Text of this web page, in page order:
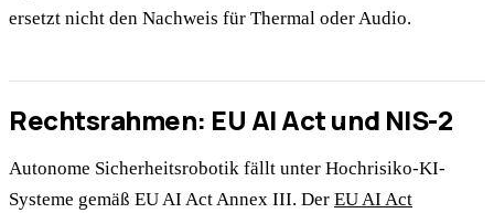
ersetzt nicht den Nachweis für Thermal oder Audio.
Rechtsrahmen: EU AI Act und NIS-2
Autonome Sicherheitsrobotik fällt unter Hochrisiko-KI-
Systeme gemäß EU AI Act Annex III. Der EU AI Act